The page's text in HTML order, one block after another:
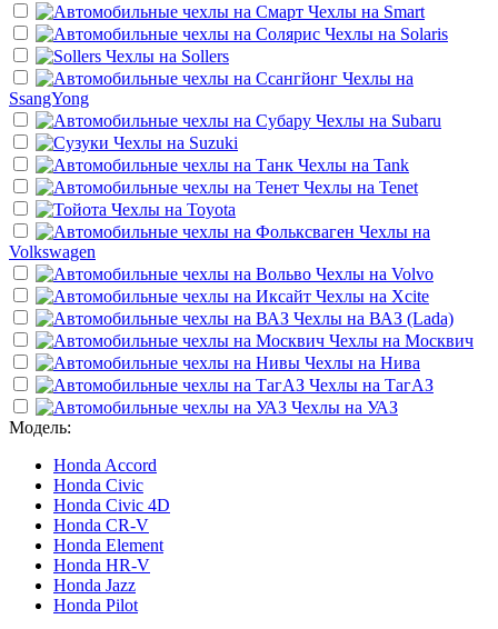
Чехлы на Smart
Чехлы на Solaris
Чехлы на Sollers
Чехлы на
SsangYong
Чехлы на Subaru
Чехлы на Suzuki
Чехлы на Tank
Чехлы на Tenet
Чехлы на Toyota
Чехлы на
Volkswagen
Чехлы на Volvo
Чехлы на Xcite
Чехлы на ВАЗ (Lada)
Чехлы на Москвич
Чехлы на Нива
Чехлы на ТагАЗ
Чехлы на УАЗ
Модель:
Honda Accord
Honda Civic
Honda Civic 4D
Honda CR-V
Honda Element
Honda HR-V
Honda Jazz
Honda Pilot